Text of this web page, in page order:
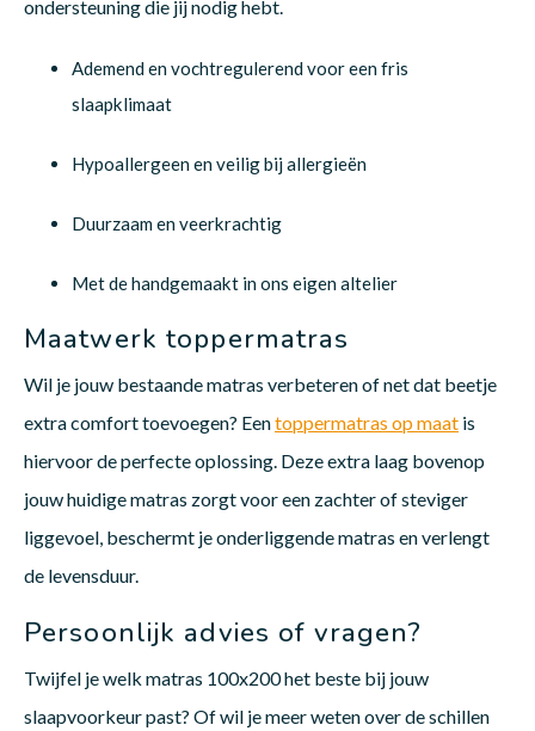
ondersteuning die jij nodig hebt.
Ademend en vochtregulerend voor een fris
slaapklimaat
Hypoallergeen en veilig bij allergieën
Duurzaam en veerkrachtig
Met de handgemaakt in ons eigen altelier
Maatwerk toppermatras
Wil je jouw bestaande matras verbeteren of net dat beetje
extra comfort toevoegen? Eentoppermatras op maat is
hiervoor de perfecte oplossing. Deze extra laag bovenop
jouw huidige matras zorgt voor een zachter of steviger
liggevoel, beschermt je onderliggende matras en verlengt
de levensduur.
Persoonlijk advies of vragen?
Twijfel je welk matras 100x200 het beste bij jouw
slaapvoorkeur past? Of wil je meer weten over de schillen